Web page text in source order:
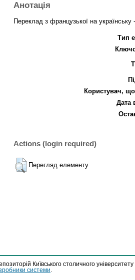
Анотація
Переклад з французької на
Тип
Користувач,
Дата
Actions (login required)
Перегляд елементу
Київського столичного
системи